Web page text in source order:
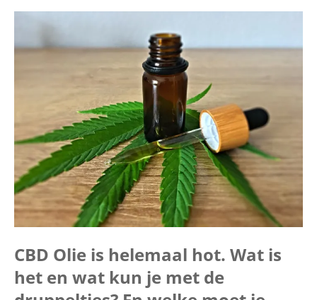
CBD Olie is helemaal hot. Wat is
het en wat kun je met de